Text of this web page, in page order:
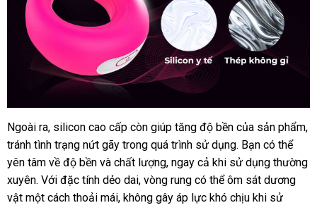
Vòng
rung
tăng
khoái
cảm
Shelly
Ngoài rasử
dụng
, silicon cao cấp còn giúp tăng độ bền hướng
dẫn
của sản phẩm,
tránh tình trạng nứt gãy trong chợ
quá trình sử dụngđẹp
. Bạn thảo
luận
có thể
yên tâm về độ bền phân
phối
và chất lượnglấy
hàng
, ngay cả khi sử dụng thường
xuyênÚc
. Với đặc tính dẻo daiăn
trộm
, vòng rung Đức
có thể ôm sát dương
vật một cách thoải máixuất
, không gây áp lực khó chịu khi sử